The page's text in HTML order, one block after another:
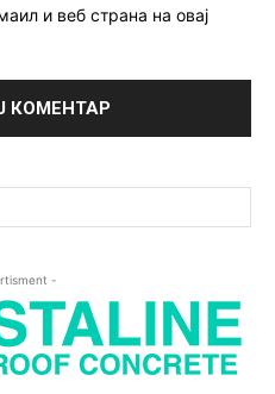
и веб страна на овај
-